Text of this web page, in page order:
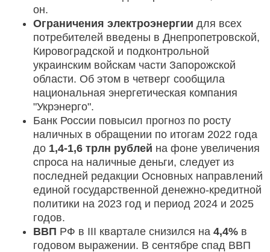
он.
Ограничения электроэнергии для всех
потребителей введены в Днепропетровской,
Кировоградской и подконтрольной
украинским войскам части Запорожской
области. Об этом в четверг сообщила
национальная энергетическая компания
"Укрэнерго".
Банк России повысил прогноз по росту
наличных в обращении по итогам 2022 года
до 1,4-1,6 трлн рублей на фоне увеличения
спроса на наличные деньги, следует из
последней редакции Основных направлений
единой государственной денежно-кредитной
политики на 2023 год и период 2024 и 2025
годов.
ВВП РФ в III квартале снизился на 4,4% в
годовом выражении. В сентябре спад ВВП